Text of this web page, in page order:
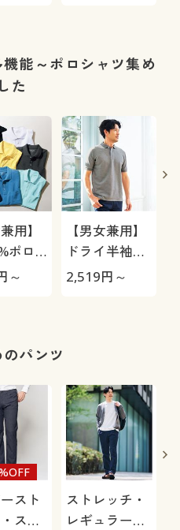
能～ポロシャツ集め
た
用】
ポロ
袖)
～
【男女兼用】
ドライ半袖ポ
ロシャツ/吸汗
2,519円～
パンツ
スト
スト
ストレッチ・
レギュラーフ